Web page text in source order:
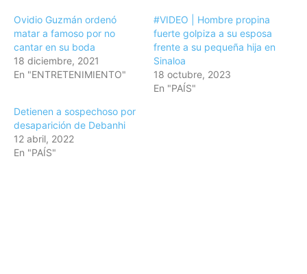
Ovidio Guzmán ordenó
matar a famoso por no
cantar en su boda
18 diciembre, 2021
En "ENTRETENIMIENTO"
#VIDEO | Hombre propina
fuerte golpiza a su esposa
frente a su pequeña hija en
Sinaloa
18 octubre, 2023
En "PAÍS"
Detienen a sospechoso por
desaparición de Debanhi
12 abril, 2022
En "PAÍS"